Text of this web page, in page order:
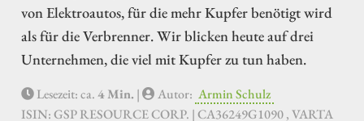
von Elektroautos, für die mehr Kupfer benötigt wird
als für die Verbrenner. Wir blicken heute auf drei
Unternehmen, die viel mit Kupfer zu tun haben.
Lesezeit: ca.4 Min. | Autor: Armin Schulz
ISIN: GSP RESOURCE CORP. | CA36249G1090 , VARTA